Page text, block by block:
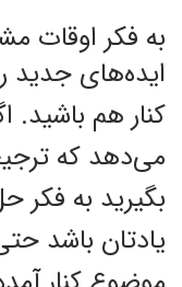
به فکر اوقات
ایده‌های جدید
کنار هم باشید.
می‌دهد که
بگیرید به فکر
یادتان باشد